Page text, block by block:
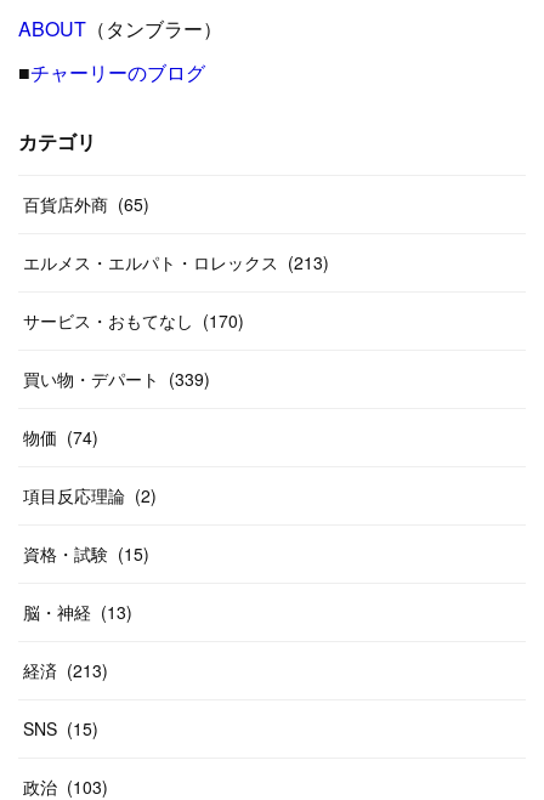
(24)
(8 )
(17
12
(12)
(19)
(13
(14)
(26)
27)
(29
(24)
(31)
31
(26
(20)
(14
( 23)
40
(55
(38)
(20
(31
58)
( 42)
(33
(46)
(20
ABOUT （タンブラー）
■チャーリーのブログ
カテゴリ
百貨店外商 (65)
エルメス・エルパト・ロレックス (213)
サービス・おもてなし (170)
買い物・デパート (339)
物価 (74)
項目反応理論 (2)
資格・試験 (15)
脳・神経 (13)
経済 (213)
SNS (15)
政治 (103)